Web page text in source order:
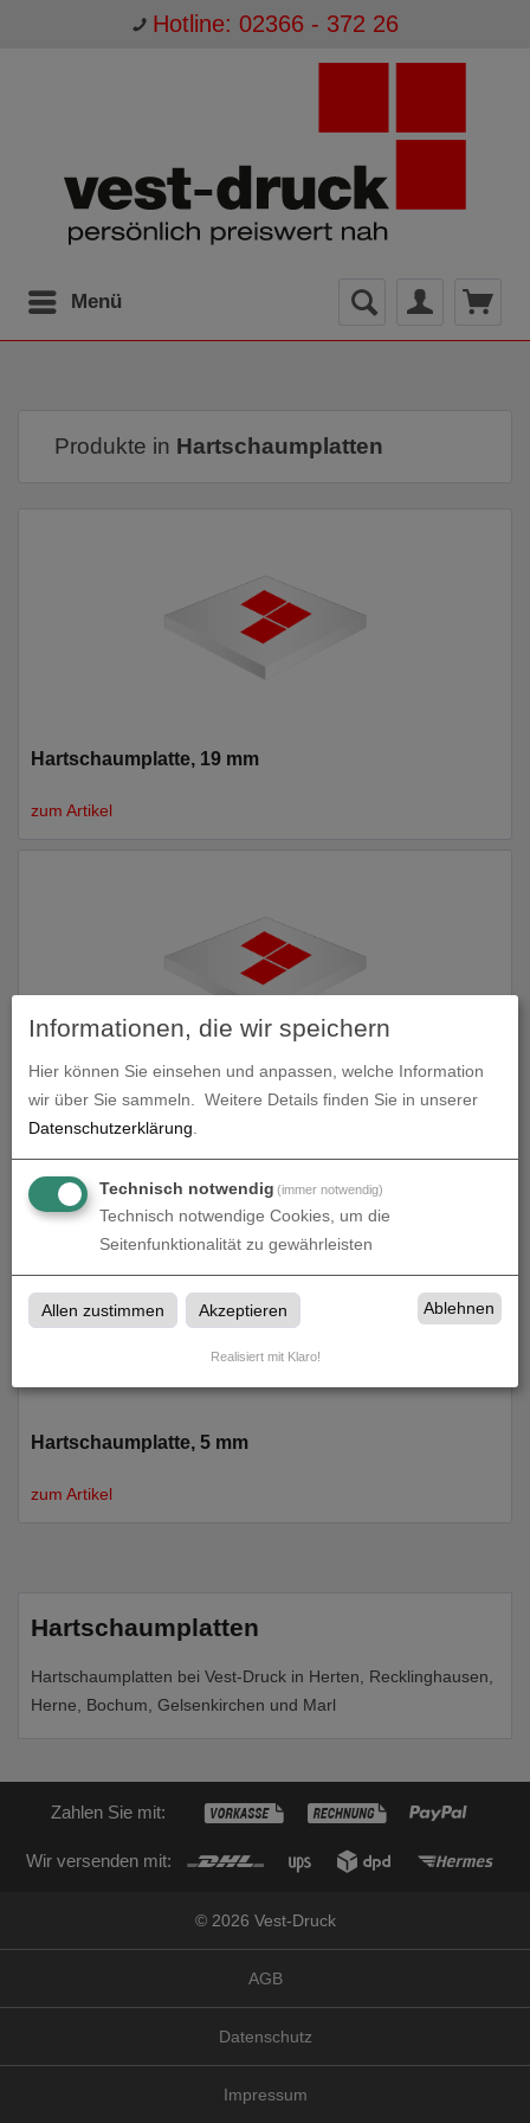
Hotline: 02366 - 372 26
Menü
Produkte in Hartschaumplatten
Hartschaumplatte, 19 mm
zum Artikel
Hartschaumplatte, 3 mm
Hartschaumplatte, 5 mm
zum Artikel
Hartschaumplatten
Hartschaumplatten bei Vest-Druck in Herten, Recklinghausen,
Herne, Bochum, Gelsenkirchen und Marl
Zahlen Sie mit:
Wir versenden mit:
© 2026 Vest-Druck
AGB
Datenschutz
Impressum
Informationen, die wir speichern
Hier können Sie einsehen und anpassen, welche Information
wir über Sie sammeln.
Weitere Details finden Sie in unserer
Datenschutzerklärung
Technisch notwendig (immer notwendig)
Technisch notwendige Cookies, um die
Seitenfunktionalität zu gewährleisten
Allen zustimmen Akzeptieren Ablehnen
Realisiert mit Klaro!